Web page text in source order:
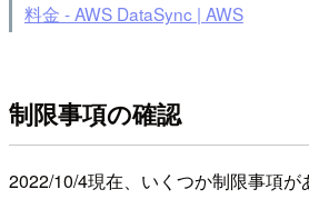
料金 - AWS DataSync | AWS
制限事項の確認
2022/10/4現在、いくつか制限事項が